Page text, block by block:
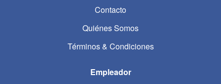
Contacto
Quiénes Somos
Términos & Condiciones
Empleador